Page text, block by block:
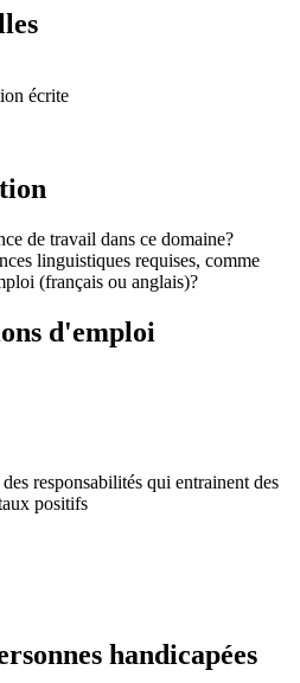
écrite
de travail dans ce domaine?
linguistiques requises, comme
(français ou anglais)?
d'emploi
responsabilités qui entrainent des
positifs
handicapées